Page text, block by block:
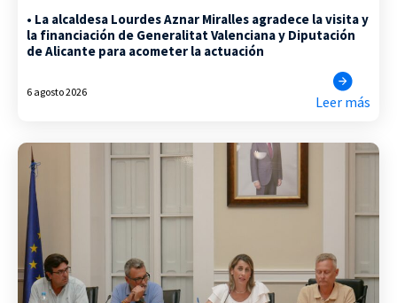
• La alcaldesa Lourdes Aznar Miralles agradece la visita y
la financiación de Generalitat Valenciana y Diputación
de Alicante para acometer la actuación
6 agosto 2026
Leer más